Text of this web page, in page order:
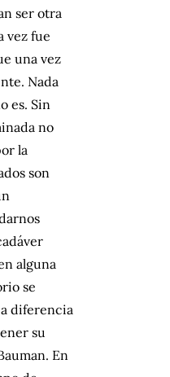
ser otra
vez fue
una vez
Nada
es. Sin
no
la
son
alguna
se
diferencia
su
En